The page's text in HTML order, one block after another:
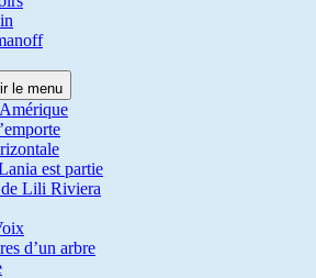
le menu
est partie
Lili Riviera
d’un arbre